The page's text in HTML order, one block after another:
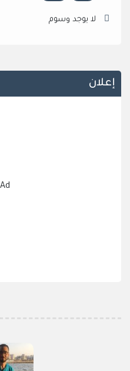
لا يوجد وسوم
إعلان
Ad